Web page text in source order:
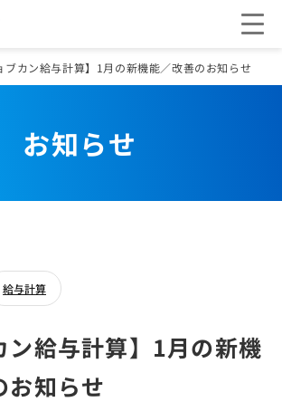
ブカン給与計算】1月の新機能／改善のお知らせ
お知らせ
給与計算
ン給与計算】1月の新機
お知らせ